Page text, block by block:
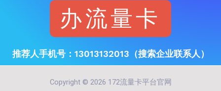
办流量卡
推荐人手机号：13013132013（搜索企业联系人）
Copyright © 2026 172流量卡平台官网